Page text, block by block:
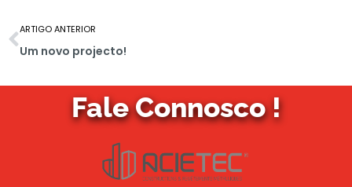
ARTIGO ANTERIOR
Um novo projecto!
Fale Connosco !